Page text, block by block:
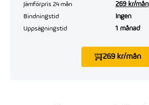
Jämförpris 24 mån 269 kr/mån
Bindningstid Ingen
Uppsägningstid 1 månad
269 kr/mån